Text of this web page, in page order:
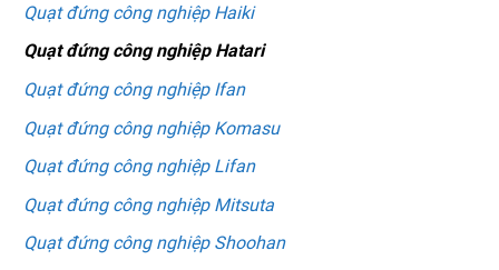
Quạt đứng công nghiệp Haiki
Quạt đứng công nghiệp Hatari
Quạt đứng công nghiệp Ifan
Quạt đứng công nghiệp Komasu
Quạt đứng công nghiệp Lifan
Quạt đứng công nghiệp Mitsuta
Quạt đứng công nghiệp Shoohan